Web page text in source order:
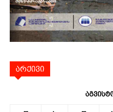
არქივი